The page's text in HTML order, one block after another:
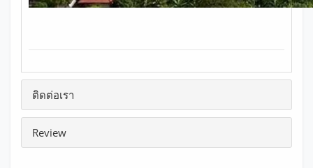
ติดต่อเรา
Review